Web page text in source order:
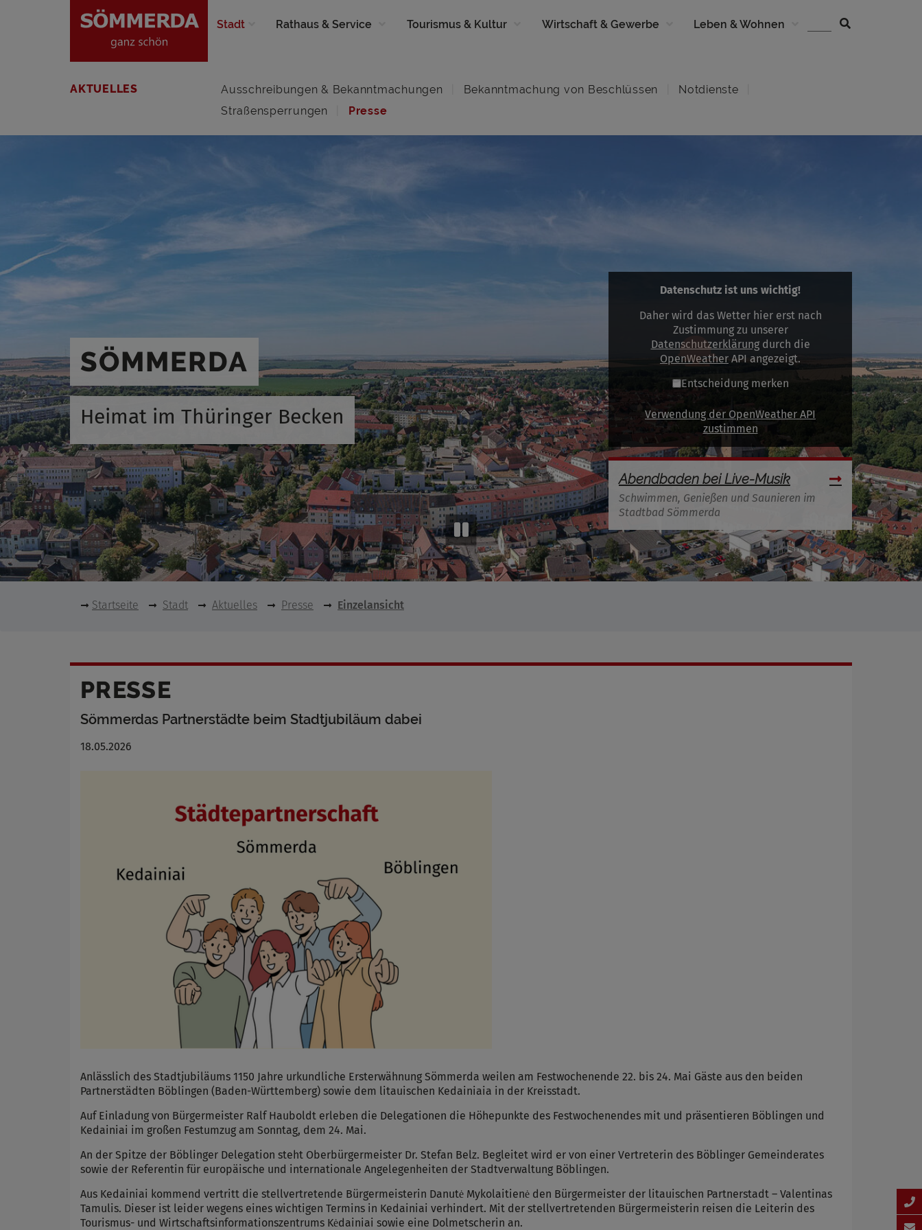
Stadt Rathaus & Service Tourismus & Kultur Wirtschaft & Gewerbe Leben & Wohnen
AKTUELLES Ausschreibungen & Bekanntmachungen Bekanntmachung von Beschlüssen
Notdienste
Straßensperrungen
Presse
SÖMMERDA
Heimat im Thüringer Becken
Datenschutz ist uns wichtig!
Daher wird das Wetter hier erst nach
Zustimmung zu unserer
Datenschutzerklärungdurch die
OpenWeather API angezeigt.
Entscheidung merken
Verwendung der OpenWeather API
zustimmen
Abendbaden bei Live-Musik
Schwimmen, Genießen und Saunieren im
Stadtbad Sömmerda
Startseite Stadt Aktuelles Presse Einzelansicht
PRESSE
Sömmerdas Partnerstädte beim Stadtjubiläum dabei
18.05.2026
Anlässlich des Stadtjubiläums 1150 Jahre urkundliche Ersterwähnung Sömmerda weilen am Festwochenende 22. bis 24. Mai Gäste aus den beiden
Partnerstädten Böblingen (Baden-Württemberg) sowie dem litauischen Kedainiaia in der Kreisstadt.
Auf Einladung von Bürgermeister Ralf Hauboldt erleben die Delegationen die Höhepunkte des Festwochenendes mit und präsentieren Böblingen und
Kedainiai im großen Festumzug am Sonntag, dem 24. Mai.
An der Spitze der Böblinger Delegation steht Oberbürgermeister Dr. Stefan Belz. Begleitet wird er von einer Vertreterin des Böblinger Gemeinderates
sowie der Referentin für europäische und internationale Angelegenheiten der Stadtverwaltung Böblingen.
Aus Kedainiai kommend vertritt die stellvertretende Bürgermeisterin Danutė Mykolaitienė den Bürgermeister der litauischen Partnerstadt – Valentinas
Tamulis. Dieser ist leider wegens eines wichtigen Termins in Kedainiai verhindert. Mit der stellvertretenden Bürgermeisterin reisen die Leiterin des
Tourismus- und Wirtschaftsinformationszentrums Kėdainiai sowie eine Dolmetscherin an.